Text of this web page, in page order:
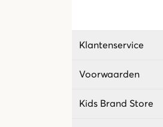
Klantenservice
Voorwaarden
Kids Brand Store